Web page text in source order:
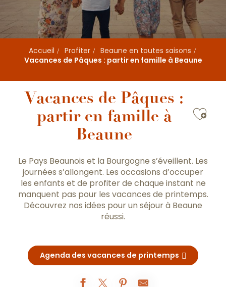
Accueil Profiter
Beaune en toutes saisons
Vacances de Pâques : partir en famille à Beaune
Vacances de Pâques :
partir en famille à
Beaune
Le Pays Beaunois et la Bourgogne s’éveillent. Les
journées s’allongent. Les occasions d’occuper
les enfants et de profiter de chaque instant ne
manquent pas pour les vacances de printemps.
Découvrez nos idées pour un séjour à Beaune
réussi.
Agenda des vacances de printemps